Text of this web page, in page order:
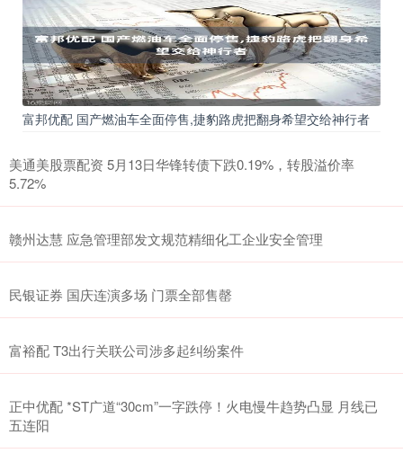
富邦优配 国产燃油车全面停售,捷豹路虎把翻身希望交给神行者
美通美股票配资 5月13日华锋转债下跌0.19%，转股溢价率
5.72%
赣州达慧 应急管理部发文规范精细化工企业安全管理
民银证券 国庆连演多场 门票全部售罄
富裕配 T3出行关联公司涉多起纠纷案件
正中优配 *ST广道“30cm”一字跌停！火电慢牛趋势凸显 月线已
五连阳